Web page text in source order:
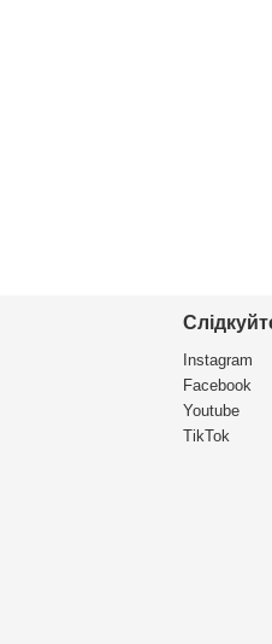
Instagram
Facebook
Youtube
TikTok